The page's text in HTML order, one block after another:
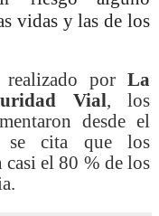
vidas y las de los
por La
Vial, los
desde el
cita que los
casi el 80 % de los